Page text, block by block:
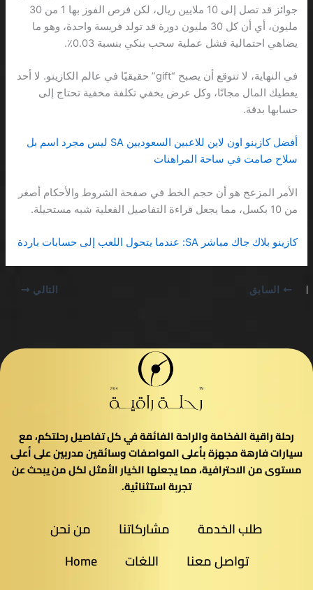
جوائز قد تصل إلى 10 ملايين ريال، لكن فرص الفوز بها 1 من 30
مليون، أي أن كل 30 مليون دورة قد تولد فريسة واحدة، وهو ما
يضاهي احتمالية فشل عملية سحب بنكي بنسبة 0.03٪.
في النهاية، لا تتوقع أن يصبح “gift” حقيقيًا في عالم الكازينو. لا أحد
يعطيك المال مجانًا، وكل عرض يخفي تكلفة مخفية تحتاج إلى
حسابها بدقة.
أفضل كازينو اون لاين للاعبين السعوديين SA ليس مجرد اسم بل
سلاح صامت في ساحة المراهنات
الأمر المزعج هو أن حجم الخط في صفحة الشروط والأحكام أصغر
من 10 بكسل، مما يجعل قراءة التفاصيل الفعلية شبه مستحيلة.
كازينو بلاك جاك مباشر SA: عندما يتحول اللعب إلى حسابات باردة
السابق التالي
رحلة راقية الفخامة والراحة الفائقة في كل تفاصيل رحلتكم، مع
سيارات فارهة مجهزة بأعلى المواصفات وسائقين مدربين على أعلى
مستوى من الاحترافية، مما يجعلها الخيار الأمثل لكل من يبحث عن
تجربة استثنائية.
طلب الخدمة مشاركاتنا
من نحن
تواصل معنا
اللغات Home